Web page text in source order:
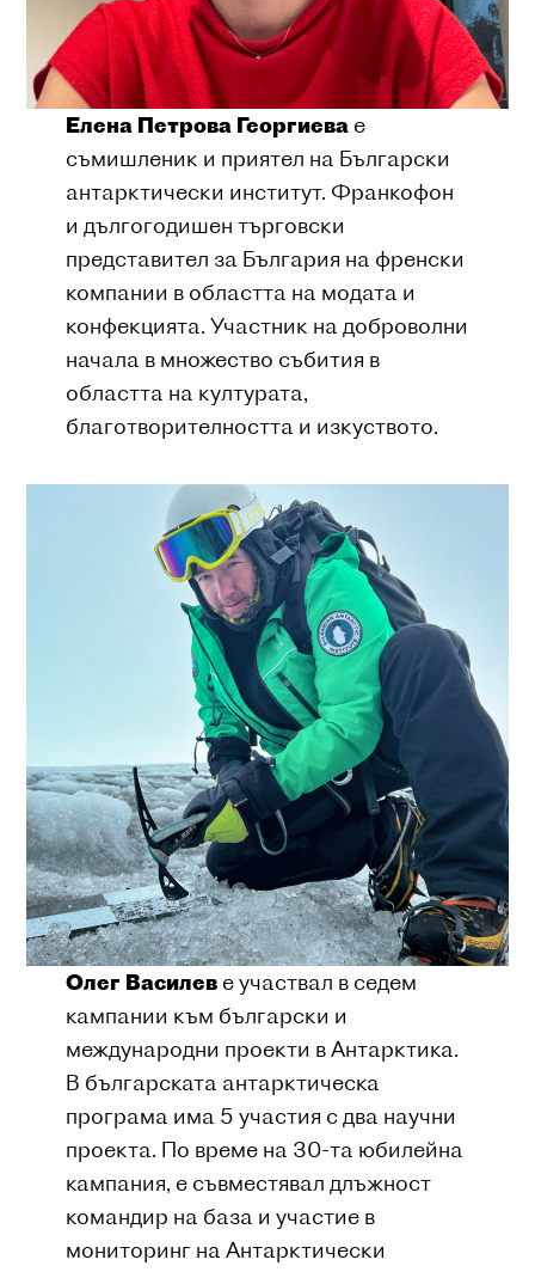
Елена Петрова Георгиевае
съмишленик и приятел на Български
антарктически институт. Франкофон
и дългогодишен търговски
представител за България на френски
компании в областта на модата и
конфекцията. Участник на доброволни
начала в множество събития в
областта на културата,
благотворителността и изкуството.
Олег Василеве участвал в седем
кампании към български и
международни проекти в Антарктика.
В българската антарктическа
програма има 5 участия с два научни
проекта. По време на 30-та юбилейна
кампания, е съвместявал длъжност
командир на база и участие в
мониторинг на Антарктически